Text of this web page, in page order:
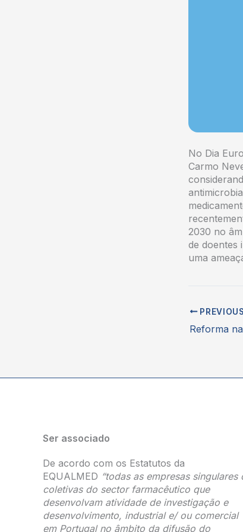
No Dia
Carmo
2030 no
de doentes
uma
PREVIOUS
Ser associado
De acordo com os Estatutos da
EQUALMED “todas as empresas singulares
coletivas do sector farmacêutico que
desenvolvam atividade de investigação e
desenvolvimento, industrial e/ ou comercial
em Portugal no âmbito da difusão do